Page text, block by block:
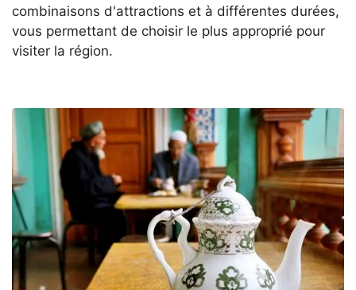
combinaisons d'attractions et à différentes durées,
vous permettant de choisir le plus approprié pour
visiter la région.